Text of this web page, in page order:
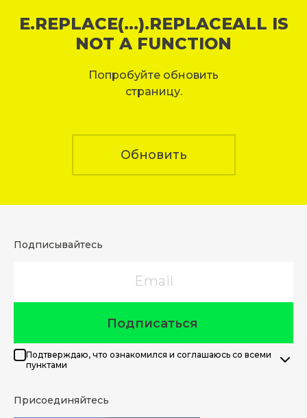
E.REPLACE(...).REPLACEALL IS
NOT A FUNCTION
Попробуйте обновить
страницу.
Обновить
Подписывайтесь
Подписаться
Подтверждаю, что ознакомился и соглашаюсь со всеми
пунктами
Присоединяйтесь